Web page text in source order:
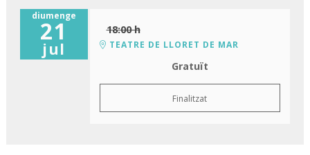
diumenge
21
jul
18:00 h
TEATRE DE LLORET DE MAR
Gratuït
Finalitzat